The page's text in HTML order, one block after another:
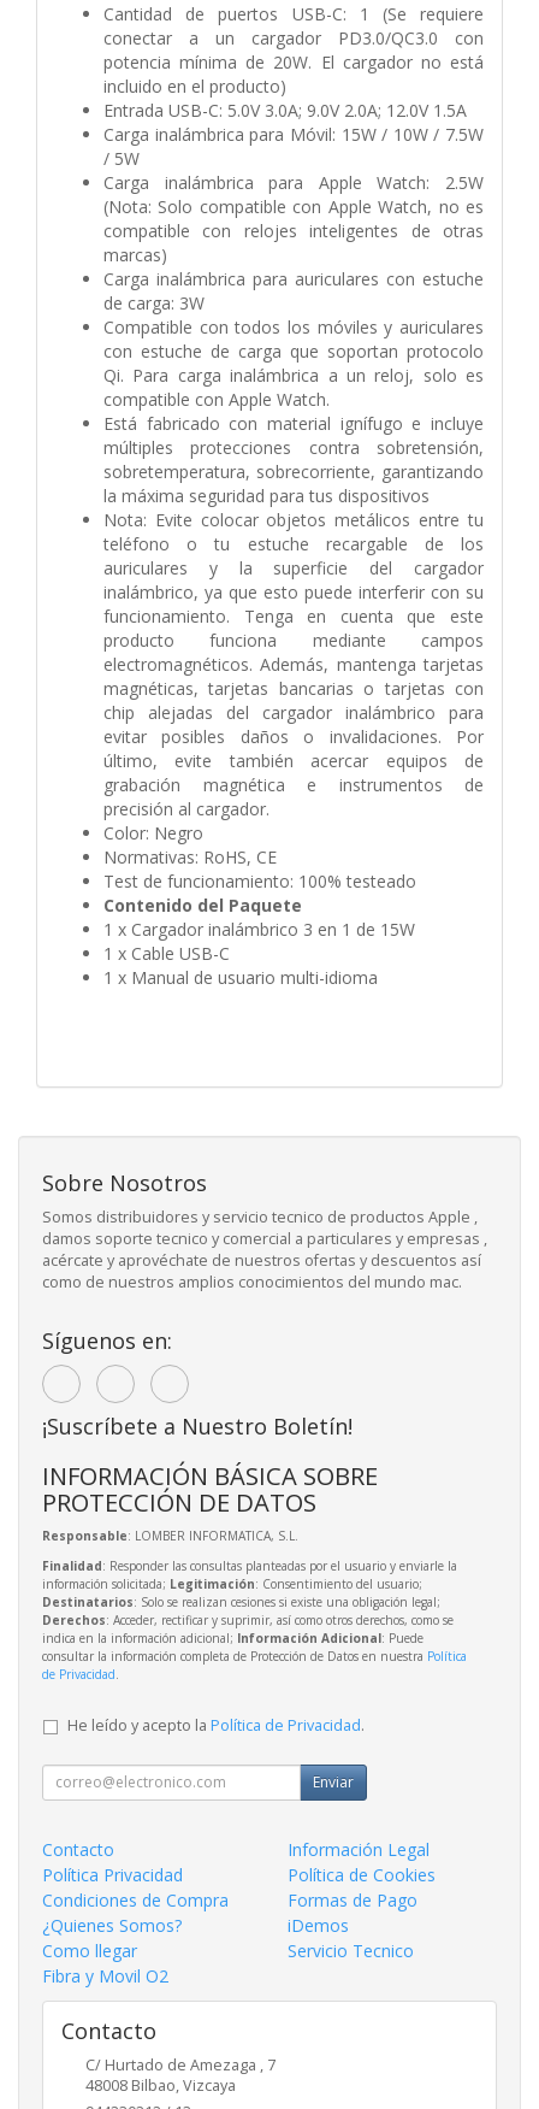
Cantidad de puertos USB-C: 1 (Se requiere
conectar a un cargador PD3.0/QC3.0 con
potencia mínima de 20W. El cargador no está
incluido en el producto)
Entrada USB-C: 5.0V 3.0A; 9.0V 2.0A; 12.0V 1.5A
Carga inalámbrica para Móvil: 15W / 10W / 7.5W
/ 5W
Carga inalámbrica para Apple Watch: 2.5W
(Nota: Solo compatible con Apple Watch, no es
compatible con relojes inteligentes de otras
marcas)
Carga inalámbrica para auriculares con estuche
de carga: 3W
Compatible con todos los móviles y auriculares
con estuche de carga que soportan protocolo
Qi. Para carga inalámbrica a un reloj, solo es
compatible con Apple Watch.
Está fabricado con material ignífugo e incluye
múltiples protecciones contra sobretensión,
sobretemperatura, sobrecorriente, garantizando
la máxima seguridad para tus dispositivos
Nota: Evite colocar objetos metálicos entre tu
teléfono o tu estuche recargable de los
auriculares y la superficie del cargador
inalámbrico, ya que esto puede interferir con su
funcionamiento. Tenga en cuenta que este
producto funciona mediante campos
electromagnéticos. Además, mantenga tarjetas
magnéticas, tarjetas bancarias o tarjetas con
chip alejadas del cargador inalámbrico para
evitar posibles daños o invalidaciones. Por
último, evite también acercar equipos de
grabación magnética e instrumentos de
precisión al cargador.
Color: Negro
Normativas: RoHS, CE
Test de funcionamiento: 100% testeado
Contenido del Paquete
1 x Cargador inalámbrico 3 en 1 de 15W
1 x Cable USB-C
1 x Manual de usuario multi-idioma
Sobre Nosotros
Somos distribuidores y servicio tecnico de productos Apple ,
damos soporte tecnico y comercial a particulares y empresas ,
acércate y aprovéchate de nuestros ofertas y descuentos así
como de nuestros amplios conocimientos del mundo mac.
Síguenos en:
¡Suscríbete a Nuestro Boletín!
INFORMACIÓN BÁSICA SOBRE
PROTECCIÓN DE DATOS
Responsable: LOMBER INFORMATICA, S.L.
Finalidad: Responder las consultas planteadas por el usuario y enviarle la
información solicitada; Legitimación: Consentimiento del usuario;
Destinatarios: Solo se realizan cesiones si existe una obligación legal;
Derechos: Acceder, rectificar y suprimir, así como otros derechos, como se
indica en la información adicional; Información Adicional: Puede
consultar la información completa de Protección de Datos en nuestra Política
de Privacidad
He leído y acepto la Política de Privacidad.
Enviar
Contacto
Información Legal
Política Privacidad
Política de Cookies
Condiciones de Compra
Formas de Pago
¿Quienes Somos?
iDemos
Como llegar
Servicio Tecnico
Fibra y Movil O2
Contacto
C/ Hurtado de Amezaga , 7
48008 Bilbao,Vizcaya